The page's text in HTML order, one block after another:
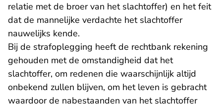
relatie met de broer van het slachtoffer) en het feit
dat de mannelijke verdachte het slachtoffer
nauwelijks kende.
Bij de strafoplegging heeft de rechtbank rekening
gehouden met de omstandigheid dat het
slachtoffer, om redenen die waarschijnlijk altijd
onbekend zullen blijven, om het leven is gebracht
waardoor de nabestaanden van het slachtoffer